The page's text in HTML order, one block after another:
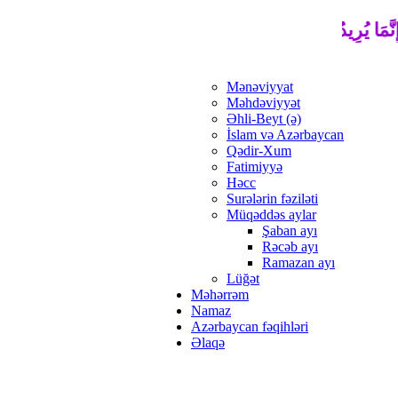
إِنَّمَا يُرِيدُ اللَّهُ لِيُذْهِبَ عَنْكُمُ الرِّجْسَ أَهْلَ الْبَيْتِ
Mənəviyyat
Məhdəviyyət
Əhli-Beyt (ə)
İslam və Azərbaycan
Qədir-Xum
Fatimiyyə
Həcc
Surələrin fəziləti
Müqəddəs aylar
Şaban ayı
Rəcəb ayı
Ramazan ayı
Lüğət
Məhərrəm
Namaz
Azərbaycan fəqihləri
Əlaqə